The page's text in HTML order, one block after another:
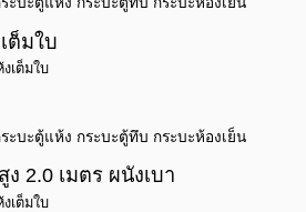
ต็มใบ
เต็มใบ
2.0 เมตร ผนังเบา
เต็มใบ